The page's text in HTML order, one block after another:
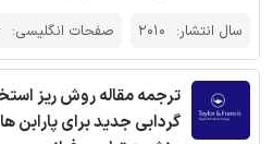
سال انتشار: 2010 صفحات انگلیسی:
ترجمه مقاله روش ریز
گردابی جدید برای پارابن